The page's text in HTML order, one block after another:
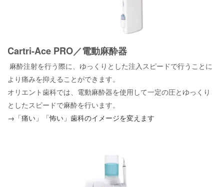
Cartri-Ace PRO／電動麻酔器
麻酔注射を行う際に、ゆっくりとした注入スピードで行うことに
より痛みを抑えることができます。
オリエント歯科では、電動麻酔器を使用して一定の圧とゆっくり
としたスピードで麻酔を行います。
→「痛い」「怖い」歯科のイメージを変えます